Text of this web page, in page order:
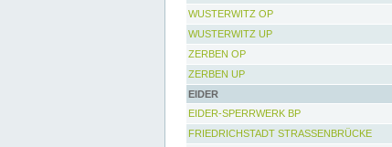
WUSTERWITZ OP
WUSTERWITZ UP
ZERBEN OP
ZERBEN UP
EIDER
EIDER-SPERRWERK BP
FRIEDRICHSTADT STRASSENBRÜCKE